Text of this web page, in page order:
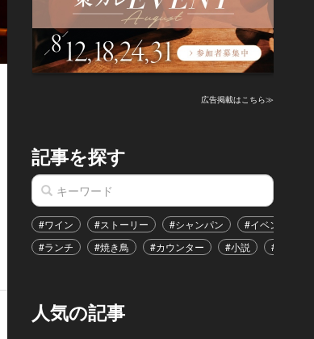
広告掲載はこちら≫
記事を探す
#ワイン #ストーリー #シャンパン #イベント
#ランチ
#焼き鳥 #カウンター #小説 #恋愛
人気の記事